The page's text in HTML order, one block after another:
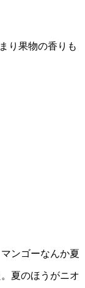
り果物の香りも
ンゴーなんか夏
夏のほうがニオ